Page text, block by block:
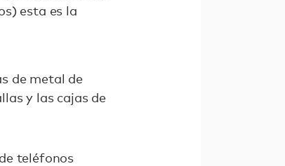
esta es la
de metal de
y las cajas de
teléfonos